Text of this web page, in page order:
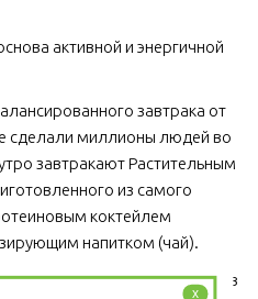
активной и энергичной
завтрака от
сделали миллионы людей во
завтракают Растительным
из самого
коктейлем
напитком (чай).
приемом пищи, который ни в
x